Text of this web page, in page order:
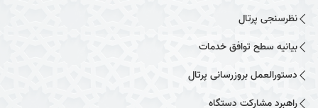
نظرسنجی پرتال
بیانیه سطح توافق خدمات
دستورالعمل بروزرسانی پرتال
راهبرد مشارکت دستگاه